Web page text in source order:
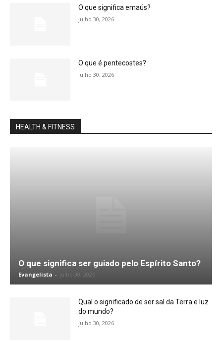
O que significa emaús?
julho 30, 2026
O que é pentecostes?
julho 30, 2026
HEALTH & FITNESS
O que significa ser guiado pelo Espírito Santo?
Evangelista - julho 30, 2026
Qual o significado de ser sal da Terra e luz
do mundo?
julho 30, 2026